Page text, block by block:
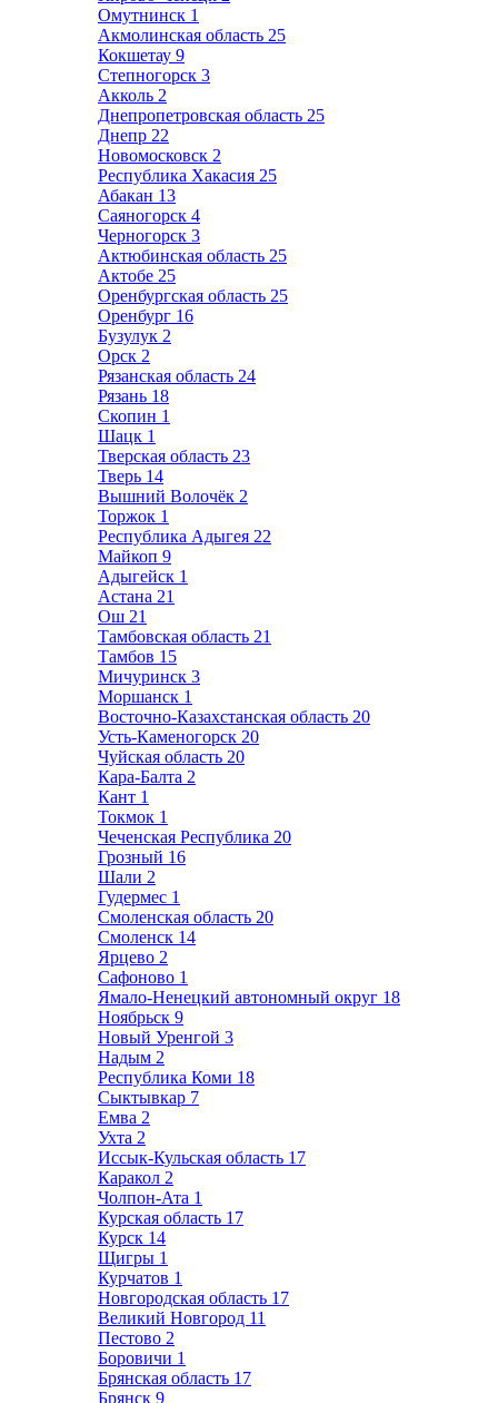
Омутнинск 1
Акмолинская область 25
Кокшетау 9
Степногорск 3
Акколь 2
Днепропетровская область 25
Днепр 22
Новомосковск 2
Республика Хакасия 25
Абакан 13
Саяногорск 4
Черногорск 3
Актюбинская область 25
Актобе 25
Оренбургская область 25
Оренбург 16
Бузулук 2
Орск 2
Рязанская область 24
Рязань 18
Скопин 1
Шацк 1
Тверская область 23
Тверь 14
Вышний Волочёк 2
Торжок 1
Республика Адыгея 22
Майкоп 9
Адыгейск 1
Астана 21
Ош 21
Тамбовская область 21
Тамбов 15
Мичуринск 3
Моршанск 1
Восточно-Казахстанская область 20
Усть-Каменогорск 20
Чуйская область 20
Кара-Балта 2
Кант 1
Токмок 1
Чеченская Республика 20
Грозный 16
Шали 2
Гудермес 1
Смоленская область 20
Смоленск 14
Ярцево 2
Сафоново 1
Ямало-Ненецкий автономный округ 18
Ноябрьск 9
Новый Уренгой 3
Надым 2
Республика Коми 18
Сыктывкар 7
Емва 2
Ухта 2
Иссык-Кульская область 17
Каракол 2
Чолпон-Ата 1
Курская область 17
Курск 14
Щигры 1
Курчатов 1
Новгородская область 17
Великий Новгород 11
Пестово 2
Боровичи 1
Брянская область 17
Брянск 9